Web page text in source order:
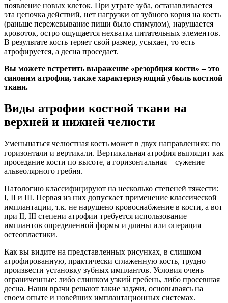
появление новых клеток. При утрате зуба, останавливается
эта цепочка действий, нет нагрузки от зубного корня на кость
(раньше пережевывание пищи было стимулом), нарушается
кровоток, остро ощущается нехватка питательных элементов.
В результате кость теряет свой размер, усыхает, то есть –
атрофируется, а десна проседает.
Вы можете встретить выражение «резорбция кости» – это
синоним атрофии, также характеризующий убыль костной
ткани.
Виды атрофии костной ткани на
верхней и нижней челюсти
Уменьшаться челюстная кость может в двух направлениях: по
горизонтали и вертикали. Вертикальная атрофия выглядит как
проседание кости по высоте, а горизонтальная – сужение
альвеолярного гребня.
Патологию классифицируют на несколько степеней тяжести:
I, II и III. Первая из них допускает применение классической
имплантации, т.к. не нарушено кровоснабжение в кости, а вот
при II, III степени атрофии требуется использование
имплантов определенной формы и длины или операция
остеопластики.
Как вы видите на представленных рисунках, в слишком
атрофированную, практически сглаженную кость, трудно
произвести установку зубных имплантов. Условия очень
ограниченные: либо слишком узкий гребень, либо просевшая
десна. Наши врачи решают такие задачи, основываясь на
своем опыте и новейших имплантационных системах.